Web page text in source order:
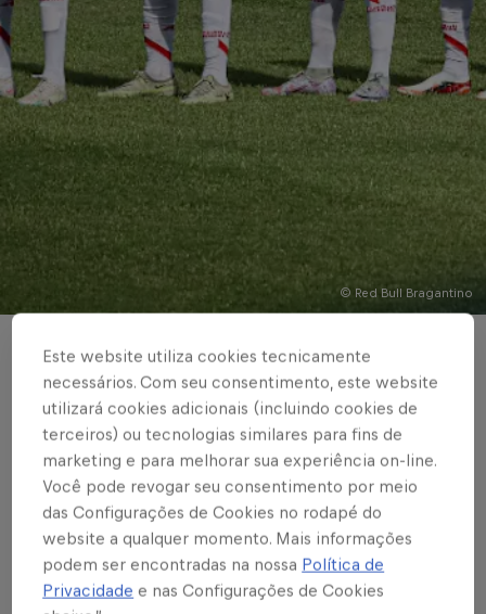
© Red Bull Bragantino
BASE MASCULINA
Braga goleia o EC São
Bernardo por 6 a 0 e
assume a liderança do
Paulistão Sub-20
Este website utiliza cookies tecnicamente
necessários. Com seu consentimento, este website
utilizará cookies adicionais (incluindo cookies de
terceiros) ou tecnologias similares para fins de
marketing e para melhorar sua experiência on-line.
Você pode revogar seu consentimento por meio
das Configurações de Cookies no rodapé do
website a qualquer momento. Mais informações
podem ser encontradas na nossa Política de
Privacidade e nas Configurações de Cookies